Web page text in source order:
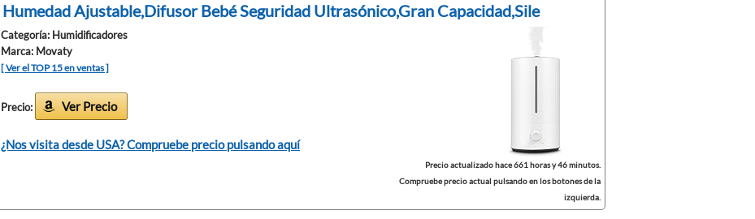
Humedad Ajustable,Difusor Bebé Seguridad Ultrasónico,Gran Capacidad,Sile
Categoría: Humidificadores
Marca: Movaty
[ Ver el TOP 15 en ventas ]
Precio: Ver Precio
¿Nos visita desde USA? Compruebe precio pulsando aquí
Precio actualizado hace 661 horas y 46 minutos.
Compruebe precio actual pulsando en los botones de la
izquierda.